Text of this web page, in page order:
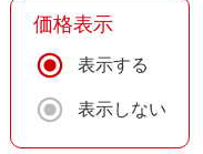
価格表示
表示する
表示しない